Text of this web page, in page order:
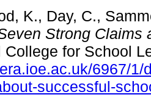
K., Day, C.,
Strong Claims
College for School
6967/
successful-